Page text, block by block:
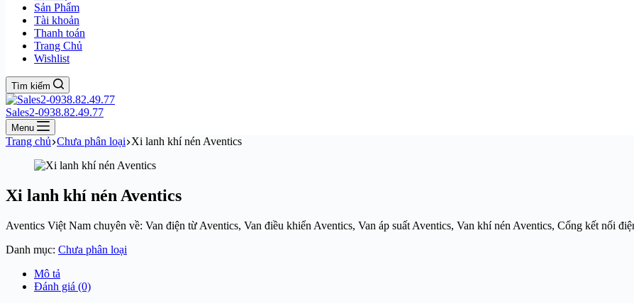
Sản Phẩm
Tài khoản
Thanh toán
Trang Chủ
Wishlist
Tìm kiếm
Sales2-0938.82.49.77
Menu
Trang chủ Chưa phân loại Xi lanh khí nén Aventics
Xi lanh khí nén Aventics
Aventics Việt Nam chuyên về: Van điện từ Aventics, Van điều khiển Aventics, Van áp suất Aventics, Van khí nén Aventics, Cổng kết nối
Danh mục: Chưa phân loại
Mô tả
Đánh giá (0)